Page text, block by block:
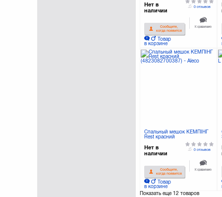
Нет в
наличии
Сообщите,
когда появится
Товар
в корзине
0 отзывов
К сравнению
Спальный мешок КЕМПІНГ
Rest красний
Нет в
наличии
Сообщите,
когда появится
Товар
в корзине
0 отзывов
К сравнению
Показать еще12 товаров